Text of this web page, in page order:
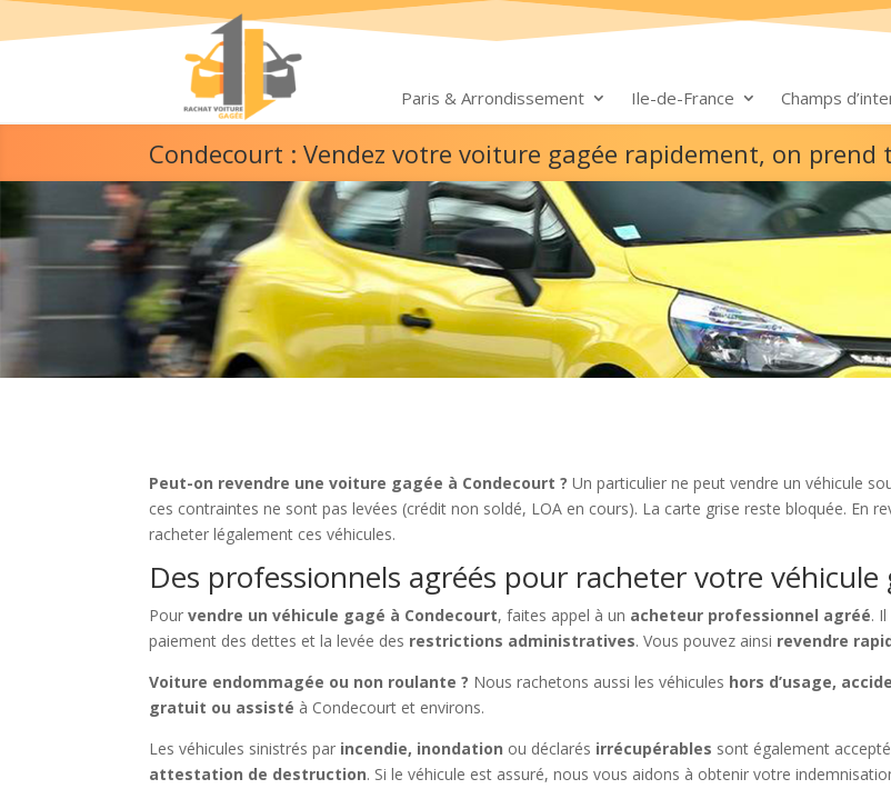
Paris & Arrondissement Ile-de-France Champs
Condecourt : Vendez votre voiture gagée rapidement, on prend
Peut-on revendre une voiture gagée à Condecourt ? Un particulier ne peut vendre un véhicule
ces contraintes ne sont pas levées (crédit non soldé, LOA en cours). La carte grise reste bloquée. En
racheter légalement ces véhicules.
Des professionnels agréés pour racheter votre véhicule
Pourvendre un véhicule gagé à Condecourt, faites appel à un acheteur professionnel agréé.
paiement des dettes et la levée des restrictions administratives. Vous pouvez ainsi revendre
Voiture endommagée ou non roulante ? Nous rachetons aussi les véhicules hors d’usage,
gratuit ou assisté à Condecourt et environs.
Les véhicules sinistrés par incendie, inondation ou déclarés irrécupérables sont également
attestation de destruction. Si le véhicule est assuré, nous vous aidons à obtenir votre